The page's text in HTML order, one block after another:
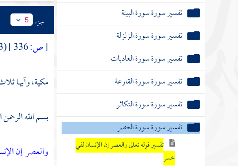
تفسير سورة سورة البينة
تفسير سورة سورة الزلزلة
تفسير سورة سورة العاديات
تفسير سورة سورة القارعة
تفسير سورة سورة التكاثر
تفسير سورة سورة العصر
تفسير قوله تعالى والعصر إن الإنسان لفي
خسر
جزء 5
[ص:
(103) سورة والعصر
مكية، وآيها
بسم الله
والعصرإن